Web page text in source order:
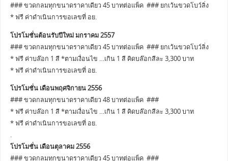
### ขวดกลมทุกขนาดราคาเดียว 45 บาทต่อแพ็ค ### ยกเว้นขวดโบว์ลิ่ง
* ฟรี ค่าดำเนินการขอเลขที่ อย.
โปรโมชั่นต้อนรับปีใหม่ มกราคม 2557
### ขวดกลมทุกขนาดราคาเดียว 45 บาทต่อแพ็ค ### ยกเว้นขวดโบว์ลิ่ง
* ฟรี ค่าบล๊อก 1 สี *ตามเงื่อนไข …เกิน 1 สี คิดบล๊อกสีละ 3,300 บาท
* ฟรี ค่าดำเนินการขอเลขที่ อย.
โปรโมชั่น เดือนพฤศจิกายน 2556
### ขวดกลมทุกขนาดราคาเดียว 48 บาทต่อแพ็ค ###
* ฟรี ค่าบล๊อก 1 สี *ตามเงื่อนไข …เกิน 1 สี คิดบล๊อกสีละ 3,300 บาท
* ฟรี ค่าดำเนินการขอเลขที่ อย.
.
โปรโมชั่น เดือนตุลาคม 2556
### ขวดกลมทุกขนาดราคาเดียว 45 บาทต่อแพ็ค ###